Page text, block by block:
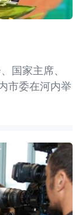
国家主席、
市委在河内举